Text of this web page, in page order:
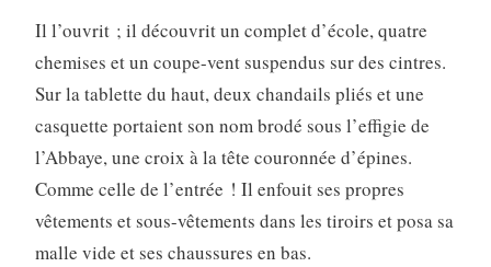
Il l’ouvrit ; il découvrit un complet d’école, quatre
chemises et un coupe-vent suspendus sur des cintres.
Sur la tablette du haut, deux chandails pliés et une
casquette portaient son nom brodé sous l’effigie de
l’Abbaye, une croix à la tête couronnée d’épines.
Comme celle de l’entrée ! Il enfouit ses propres
vêtements et sous-vêtements dans les tiroirs et posa sa
malle vide et ses chaussures en bas.